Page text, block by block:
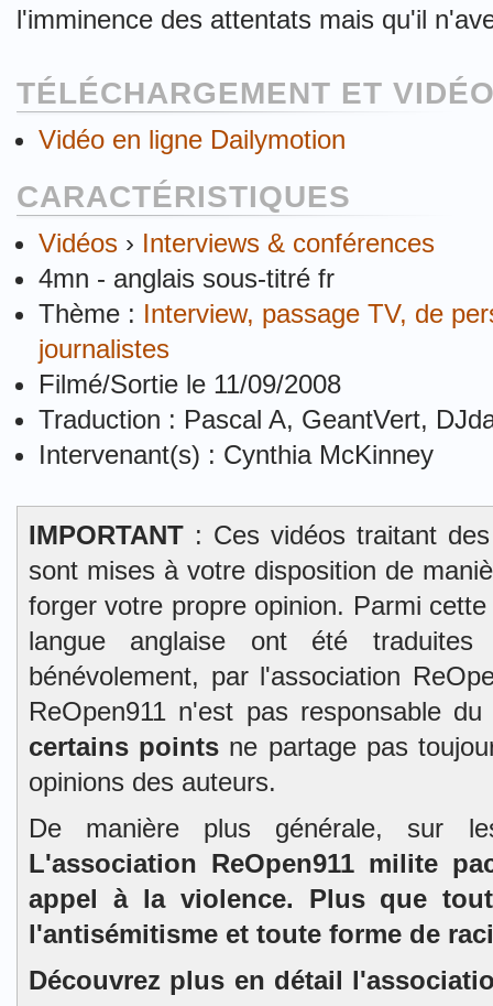
l'imminence des attentats mais qu'il
TÉLÉCHARGEMENT ET
Vidéo en ligne Dailymotion
CARACTÉRISTIQUES
Vidéos › Interviews & conférences
4mn - anglais sous-titré fr
Thème : Interview, passage TV, de
journalistes
Filmé/Sortie le 11/09/2008
Traduction : Pascal A, GeantVert,
Intervenant(s) : Cynthia McKinney
IMPORTANT : Ces vidéos traitant
sont mises à votre disposition de
forger votre propre opinion. Parmi
langue anglaise ont été
bénévolement, par l'association
ReOpen911 n'est pas responsable
certains points ne partage pas
opinions des auteurs.
De manière plus générale, sur
L'association ReOpen911 milite
appel à la violence. Plus que
l'antisémitisme et toute forme de
Découvrez plus en détail